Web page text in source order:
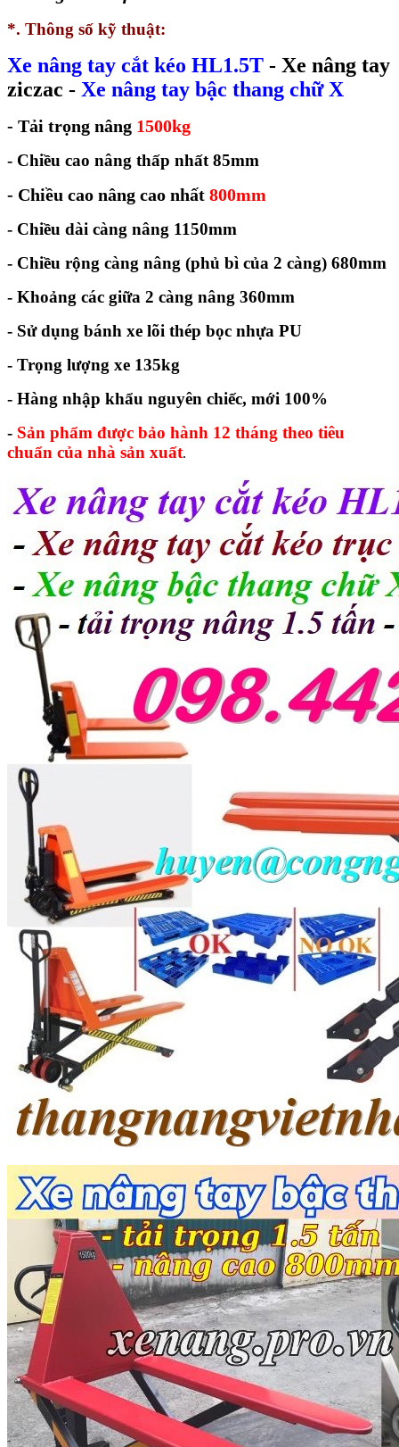
*. Thông số kỹ thuật:
Xe nâng tay cắt kéo HL1.5T - Xe nâng tay
ziczac - Xe nâng tay bậc thang chữ X
- Tải trọng nâng 1500kg
- Chiều cao nâng thấp nhất 85mm
- Chiều cao nâng cao nhất 800mm
- Chiều dài càng nâng 1150mm
- Chiều rộng càng nâng (phủ bì của 2 càng) 680mm
- Khoảng các giữa 2 càng nâng 360mm
- Sử dụng bánh xe lõi thép bọc nhựa PU
- Trọng lượng xe 135kg
- Hàng nhập khẩu nguyên chiếc, mới 100%
- Sản phẩm được bảo hành 12 tháng theo tiêu
chuẩn của nhà sản xuất.